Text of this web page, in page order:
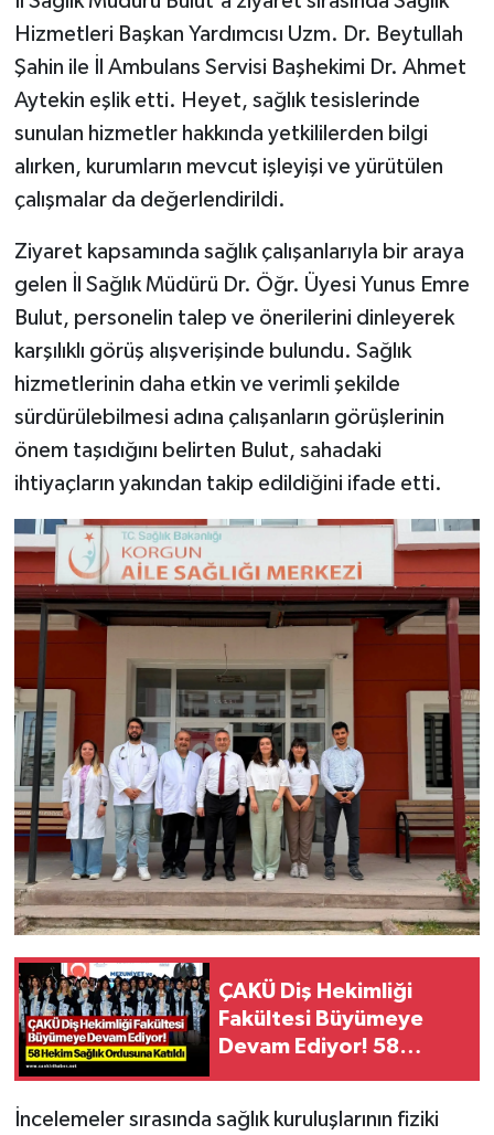
Hizmetleri Başkan Yardımcısı Uzm. Dr. Beytullah
Şahin ile İl Ambulans Servisi Başhekimi Dr. Ahmet
Aytekin eşlik etti. Heyet, sağlık tesislerinde
sunulan hizmetler hakkında yetkililerden bilgi
alırken, kurumların mevcut işleyişi ve yürütülen
çalışmalar da değerlendirildi.
Ziyaret kapsamında sağlık çalışanlarıyla bir araya
gelen İl Sağlık Müdürü Dr. Öğr. Üyesi Yunus Emre
Bulut, personelin talep ve önerilerini dinleyerek
karşılıklı görüş alışverişinde bulundu. Sağlık
hizmetlerinin daha etkin ve verimli şekilde
sürdürülebilmesi adına çalışanların görüşlerinin
önem taşıdığını belirten Bulut, sahadaki
ihtiyaçların yakından takip edildiğini ifade etti.
ÇAKÜ Diş Hekimliği
Fakültesi Büyümeye
Devam Ediyor! 58
İncelemeler sırasında sağlık kuruluşlarının fiziki